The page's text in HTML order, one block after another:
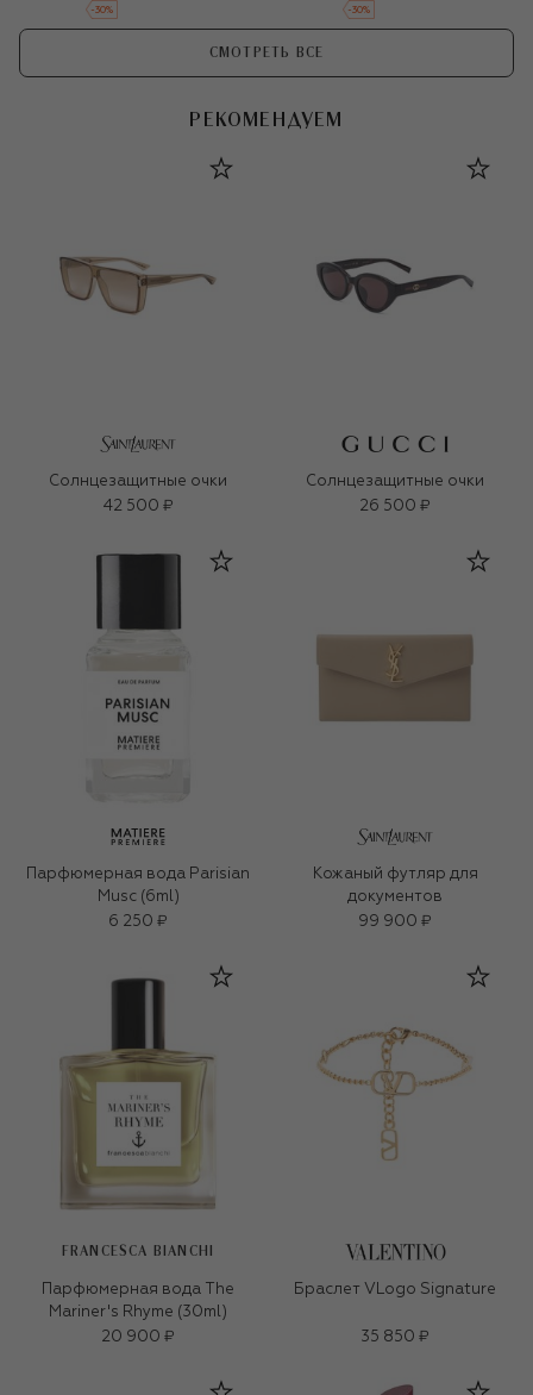
-30% -30%
СМОТРЕТЬ ВСЕ
РЕКОМЕНДУЕМ
Солнцезащитные очки
42 500 ₽
Солнцезащитные очки
26 500 ₽
Парфюмерная вода Parisian
Musc (6ml)
6 250 ₽
Кожаный футляр для
документов
99 900 ₽
FRANCESCA BIANCHI
Парфюмерная вода The
Mariner's Rhyme (30ml)
20 900 ₽
Браслет VLogo Signature
35 850 ₽